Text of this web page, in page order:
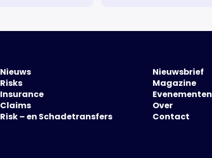
Nieuws
Risks
Insurance
Claims
Risk – en Schadetransfers
Nieuwsbrief
Magazine
Evenementen
Over
Contact